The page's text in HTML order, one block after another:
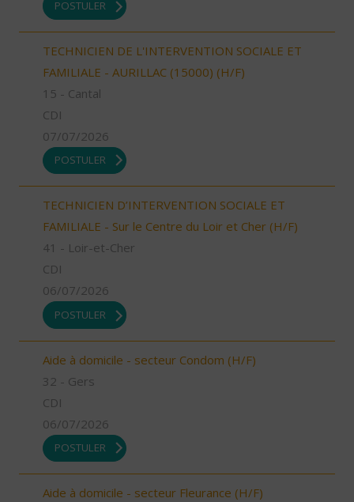
POSTULER
TECHNICIEN DE L'INTERVENTION SOCIALE ET
FAMILIALE - AURILLAC (15000) (H/F)
15 - Cantal
CDI
07/07/2026
POSTULER
TECHNICIEN D’INTERVENTION SOCIALE ET
FAMILIALE - Sur le Centre du Loir et Cher (H/F)
41 - Loir-et-Cher
CDI
06/07/2026
POSTULER
Aide à domicile - secteur Condom (H/F)
32 - Gers
CDI
06/07/2026
POSTULER
Aide à domicile - secteur Fleurance (H/F)